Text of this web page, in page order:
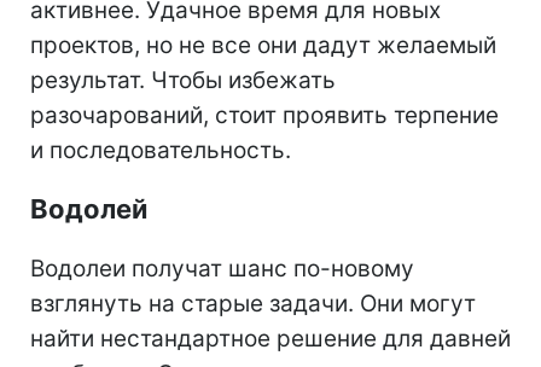
активнее. Удачное время для новых
проектов, но не все они дадут желаемый
результат. Чтобы избежать
разочарований, стоит проявить терпение
и последовательность.
Водолей
Водолеи получат шанс по-новому
взглянуть на старые задачи. Они могут
найти нестандартное решение для давней